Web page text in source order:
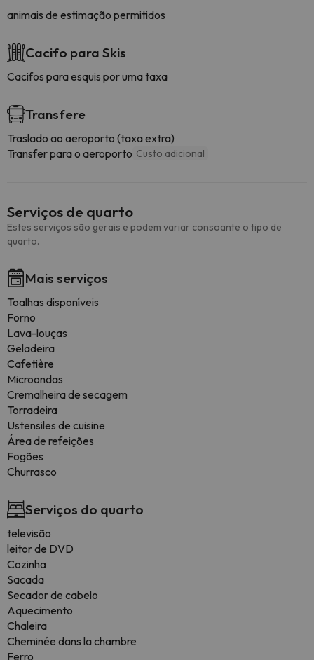
animais de estimação permitidos
Cacifo para Skis
Cacifos para esquis por uma taxa
Transfere
Traslado ao aeroporto (taxa extra)
Transfer para o aeroporto Custo adicional
Serviços de quarto
Estes serviços são gerais e podem variar consoante o tipo de
quarto.
Mais serviços
Toalhas disponíveis
Forno
Lava-louças
Geladeira
Cafetière
Microondas
Cremalheira de secagem
Torradeira
Ustensiles de cuisine
Área de refeições
Fogões
Churrasco
Serviços do quarto
televisão
leitor de DVD
Cozinha
Sacada
Secador de cabelo
Aquecimento
Chaleira
Cheminée dans la chambre
Ferro